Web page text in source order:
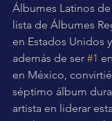
Álbumes Latinos
lista de Álbumes
en Estados Unidos
además de ser #1
en México,
séptimo álbum
artista en liderar